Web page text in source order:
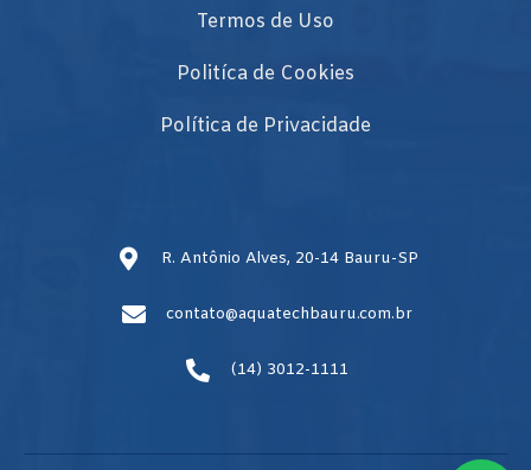
Termos de Uso
Politíca de Cookies
Política de Privacidade
R. Antônio Alves, 20-14 Bauru-SP
contato@aquatechbauru.com.br
(14) 3012-1111